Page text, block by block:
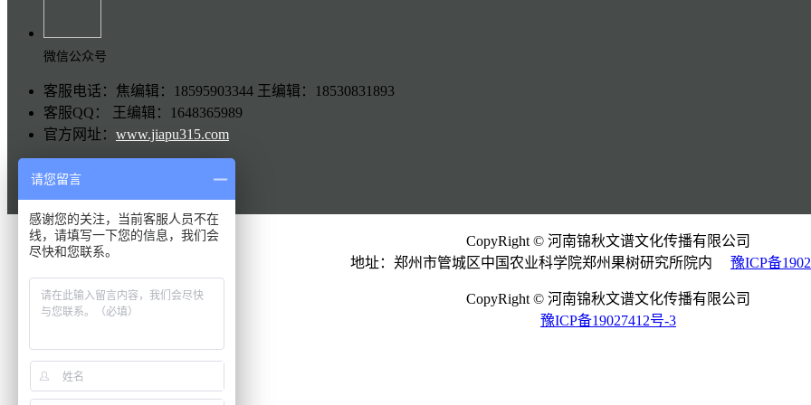
微信公众号
客服电话：焦编辑：18595903344 王编辑：18530831893
客服QQ： 王编辑：1648365989
官方网址： www.jiapu315.com
CopyRight © 河南锦秋文谱文化传播有限公司
地址：郑州市管城区中国农业科学院郑州果树研究所院内 豫ICP备
CopyRight © 河南锦秋文谱文化传播有限公司
豫ICP备19027412号-3
联系电话
扫一扫
请您留言
感谢您的关注，当前客服人员不在
线，请填写一下您的信息，我们会
尽快和您联系。